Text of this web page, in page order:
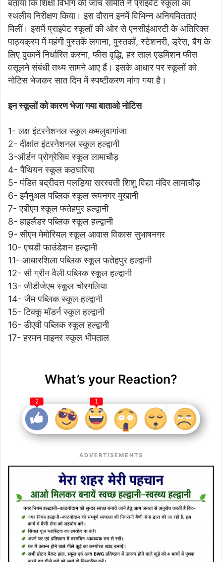
बताया कि शिक्षा विभाग की जांच समिति ने प्राइवेट स्कूलों का
स्थलीय निरीक्षण किया। इस दौरान इनमें विभिन्न अनियमितताएं
मिलीं। इसमें प्राइवेट स्कूलों की ओर से एनसीईआरटी के अतिरिक्त
पाठ्यक्रम में महंगी पुस्तकें लगाना, पुस्तकों, स्टेशनरी, ड्रेस, बैग के
लिए दुकानें निर्धारित करना, फीस वृद्धि, हर साल एडमिशन फीस
वसूलने संबंधी तथ्य सामने आए हैं। इसके आधार पर स्कूलों को
नोटिस भेजकर सात दिन में स्पष्टीकरण मांगा गया है।
इन स्कूलों को कारण भेजा गया बाताओ नोटिस
1- लक्ष इंटरनेशनल स्कूल कमलुवागांजा
2- दीक्षांत इंटरनेशनल स्कूल हल्द्वानी
3-ऑर्डन प्रोग्रेसिव स्कूल लामाचौड़
4- पैंथियन स्कूल कठघरिया
5- पंडित बद्रीदत्त पलड़िया सरस्वती शिशु विद्या मंदिर लामाचौड़
6- इमैनुअल पब्लिक स्कूल रूपनगर मुखानी
7- एबीएम स्कूल फतेहपुर हल्द्वानी
8- हाइलैंडर पब्लिक स्कूल हल्द्वानी
9- सीएम मेमोरियल स्कूल आवास विकास सुभाषनगर
10- एचडी फाउंडेशन हल्द्वानी
11- आधारशिला पब्लिक स्कूल फतेहपुर हल्द्वानी
12- सी ग्रीन वैली पब्लिक स्कूल हल्द्वानी
13- जीडीजेएम स्कूल चोरगलिया
14- जैम पब्लिक स्कूल हल्द्वानी
15- टिक्कू मॉडर्न स्कूल हल्द्वानी
16- डीएवी पब्लिक स्कूल हल्द्वानी
17- हरमन माइनर स्कूल भीमताल
What’s your Reaction?
2 1
ADVERTISEMENTS